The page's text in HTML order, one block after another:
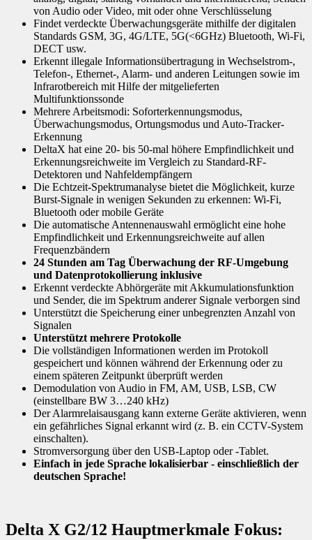
von Audio oder Video, mit oder ohne Verschlüsselung
Findet verdeckte Überwachungsgeräte mithilfe der digitalen
Standards GSM, 3G, 4G/LTE, 5G(<6GHz) Bluetooth, Wi-Fi,
DECT usw.
Erkennt illegale Informationsübertragung in Wechselstrom-,
Telefon-, Ethernet-, Alarm- und anderen Leitungen sowie im
Infrarotbereich mit Hilfe der mitgelieferten
Multifunktionssonde
Mehrere Arbeitsmodi: Soforterkennungsmodus,
Überwachungsmodus, Ortungsmodus und Auto-Tracker-
Erkennung
DeltaX hat eine 20- bis 50-mal höhere Empfindlichkeit und
Erkennungsreichweite im Vergleich zu Standard-RF-
Detektoren und Nahfeldempfängern
Die Echtzeit-Spektrumanalyse bietet die Möglichkeit, kurze
Burst-Signale in wenigen Sekunden zu erkennen: Wi-Fi,
Bluetooth oder mobile Geräte
Die automatische Antennenauswahl ermöglicht eine hohe
Empfindlichkeit und Erkennungsreichweite auf allen
Frequenzbändern
24 Stunden am Tag Überwachung der RF-Umgebung
und Datenprotokollierung inklusive
Erkennt verdeckte Abhörgeräte mit Akkumulationsfunktion
und Sender, die im Spektrum anderer Signale verborgen sind
Unterstützt die Speicherung einer unbegrenzten Anzahl von
Signalen
Unterstützt mehrere Protokolle
Die vollständigen Informationen werden im Protokoll
gespeichert und können während der Erkennung oder zu
einem späteren Zeitpunkt überprüft werden
Demodulation von Audio in FM, AM, USB, LSB, CW
(einstellbare BW 3…240 kHz)
Der Alarmrelaisausgang kann externe Geräte aktivieren, wenn
ein gefährliches Signal erkannt wird (z. B. ein CCTV-System
einschalten).
Stromversorgung über den USB-Laptop oder -Tablet.
Einfach in jede Sprache lokalisierbar - einschließlich der
deutschen Sprache!
Delta X G2/12 Hauptmerkmale Fokus: